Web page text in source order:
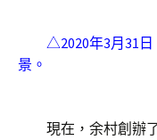
△2020年3月31日
景。
現在，余村創辦了